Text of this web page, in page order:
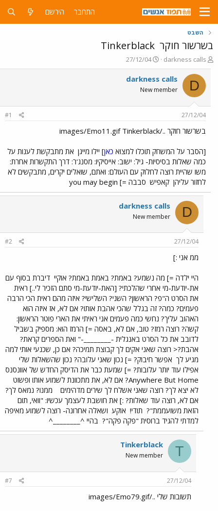
התחבר הירשם
השבט
בשרשור חוקר
פ
ו
ת
ח
ה
ש
א
darkness calls
פ
ו
ר
ם
ר
27/12/04
D
darkness calls
New member
27/12/04
#1
בשרשור חוקר ../images/Emo11.gif Tinkerblack
[הסבר על המשחק תוכלו למצוא כאן] יילו מייגן את מתבקשת לענות על
כמה שאלות בסיסיות- גיל: ישוב: אייסיקיו: מסנג'ר: דרך התקשרות אחרת:
משו שהיית רוצה לחלוק עם העולם: ואתם, שואלים יקרים, מתבקשים לא
לחזור עליהן קאפיש סבבה =] you may begin
D
darkness calls
New member
27/12/04
#2
ממ אני :]
היי ילדה =] מה נשמע? באמת? באמת באמת? אוקיי דיברת בסוף עם
את-יודעת-מי אחרי שהלכתי? [האת-יודעת-מי סתם הזכיר לי..] ראית
את הסרט ה"פ? הראשון? השני? השלישי? איזה מהם ראית הכי הרבה
פעמים? כמה? זה בגלל שהכי אהבת אותו? אם לא, אז איזה הוא
האהוב עליך? נחשי כמה פעמים אני ראיתי את הארי פוטר הראשון:
קשה? רוצה רמז? טוב, אם לא, באסה =] הרמז הוא: מספיק בשביל
לדובב את כל הסרט באנגלית -________-" ואת הספרים קראת?
אהבת?< רוצה שאני אקים לך קבוצת תמיכה? אם כן, שכנעי אותי למה
מגיע לך אפשר חיבוק? =] נכון שאני עלובה? נכון שהשאלות שלי
אפילו עוד יותר עלובות? =] שמעת כבר את הדיסק החדש של אוונסנס
Anywhere But Home? אם לא, את מתכוונת לשמוע אותו ופשוט
לא יצא לך? רוצה שאני אשלח לך שירים מדהימים
ממנו? נמאס לך?
אם לא, רוצה עוד שאלות? :] את חושבת לעצמך עכשיו: "וואי, תום
הזאת משועממת"? תודי! אוקע ושאלה אחרונה- רוצה לשמוע מאיפה
למדתי להגיד ברוסית "פקה פקה"? בהיי ^________^
T
Tinkerblack
New member
27/12/04
#7
תשובות שלי ../images/Emo79.gif